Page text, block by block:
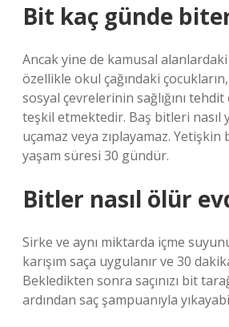
Bit kaç günde
Ancak yine de kamusal
özellikle okul çağındaki
sosyal çevrelerinin sağlığını
teşkil etmektedir. Baş bitleri nasıl
uçamaz veya zıplayamaz.
yaşam süresi 30 gündür.
Bitler nasıl ölür
Sirke ve aynı miktarda içme
karışım saça uygulanır ve 30
Bekledikten sonra saçınızı bit
ardından saç şampuanıyla